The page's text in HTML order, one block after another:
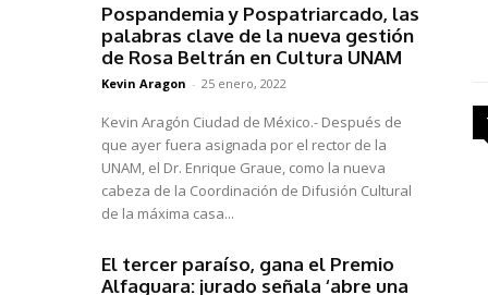
Pospandemia y Pospatriarcado, las
palabras clave de la nueva gestión
de Rosa Beltrán en Cultura UNAM
Kevin Aragon - 25 enero, 2022
Kevin Aragón Ciudad de México.- Después de
que ayer fuera asignada por el rector de la
UNAM, el Dr. Enrique Graue, como la nueva
cabeza de la Coordinación de Difusión Cultural
de la máxima casa...
El tercer paraíso, gana el Premio
Alfaguara: jurado señala ‘abre una